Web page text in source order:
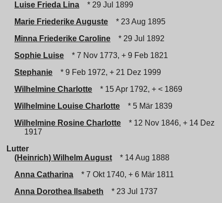
Luise Frieda Lina
* 29 Jul 1899
Marie Friederike Auguste
* 23 Aug 1895
Minna Friederike Caroline
* 29 Jul 1892
Sophie Luise
* 7 Nov 1773, + 9 Feb 1821
Stephanie
* 9 Feb 1972, + 21 Dez 1999
Wilhelmine Charlotte
* 15 Apr 1792, + < 1869
Wilhelmine Louise Charlotte
* 5 Mär 1839
Wilhelmine Rosine Charlotte
* 12 Nov 1846, + 14 Dez
1917
Lutter
(Heinrich) Wilhelm August
* 14 Aug 1888
Anna Catharina
* 7 Okt 1740, + 6 Mär 1811
Anna Dorothea Ilsabeth
* 23 Jul 1737